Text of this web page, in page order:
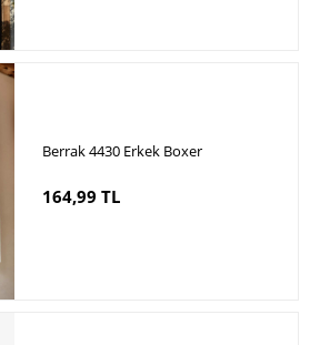
Berrak 4430 Erkek Boxer
164,99 TL